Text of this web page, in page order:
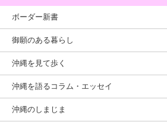
ボーダー新書
御願のある暮らし
沖縄を見て歩く
沖縄を語るコラム・エッセイ
沖縄のしまじま